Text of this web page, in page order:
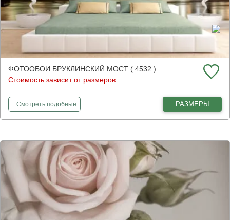
ФОТООБОИ БРУКЛИНСКИЙ МОСТ ( 4532 )
Стоимость зависит от размеров
Смотретьфотообои
подобные РАЗМЕРЫ